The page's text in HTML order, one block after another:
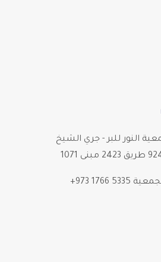
النور للبر - جري الشيخ
+973 1766 5335